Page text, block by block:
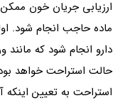
ارزیابی جریان خون ممکن
ماده حاجب انجام شود.
دارو انجام شود که
حالت استراحت خواهد
استراحت به تعیین